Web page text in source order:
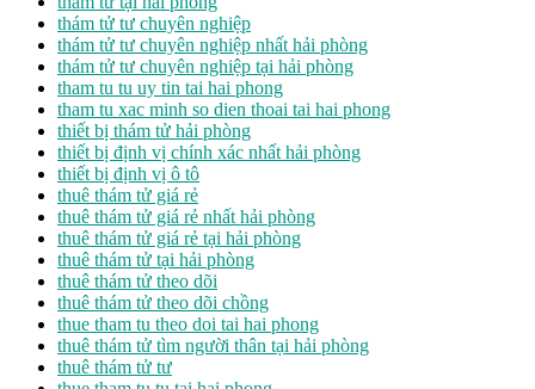
thám tử tư chuyên nghiệp
thám tử tư chuyên nghiệp nhất hải phòng
thám tử tư chuyên nghiệp tại hải phòng
tham tu tu uy tin tai hai phong
tham tu xac minh so dien thoai tai hai phong
thiết bị thám tử hải phòng
thiết bị định vị chính xác nhất hải phòng
thiết bị định vị ô tô
thuê thám tử giá rẻ
thuê thám tử giá rẻ nhất hải phòng
thuê thám tử giá rẻ tại hải phòng
thuê thám tử tại hải phòng
thuê thám tử theo dõi
thuê thám tử theo dõi chồng
thue tham tu theo doi tai hai phong
thuê thám tử tìm người thân tại hải phòng
thuê thám tử tư